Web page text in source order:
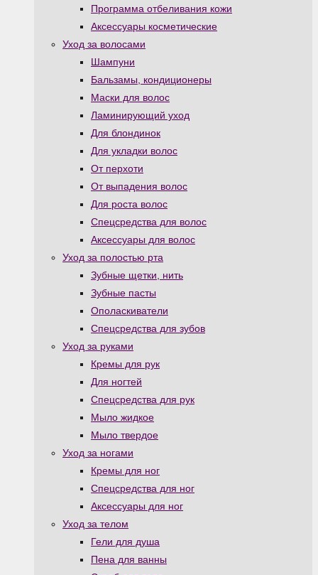
Программа отбеливания кожи
Аксессуары косметические
Уход за волосами
Шампуни
Бальзамы, кондиционеры
Маски для волос
Ламинирующий уход
Для блондинок
Для укладки волос
От перхоти
От выпадения волос
Для роста волос
Спецсредства для волос
Аксессуары для волос
Уход за полостью рта
Зубные щетки, нить
Зубные пасты
Ополаскиватели
Спецсредства для зубов
Уход за руками
Кремы для рук
Для ногтей
Спецсредства для рук
Мыло жидкое
Мыло твердое
Уход за ногами
Кремы для ног
Спецсредства для ног
Аксессуары для ног
Уход за телом
Гели для душа
Пена для ванны